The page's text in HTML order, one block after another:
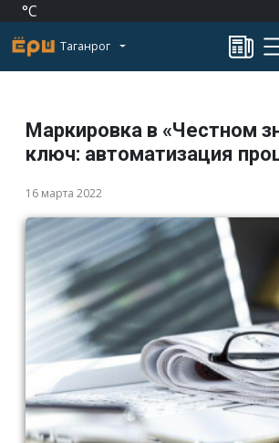
°C
Таганрог
Маркировка в «Честном
ключ: автоматизация
16 марта 2022